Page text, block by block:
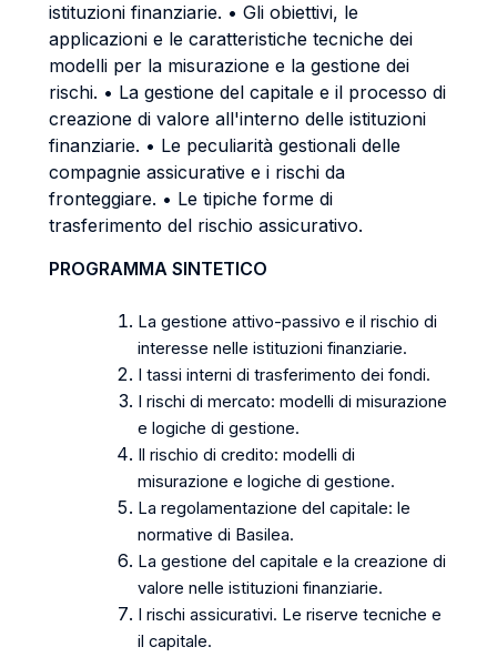
istituzioni finanziarie. • Gli obiettivi, le
applicazioni e le caratteristiche tecniche dei
modelli per la misurazione e la gestione dei
rischi. • La gestione del capitale e il processo di
creazione di valore all'interno delle istituzioni
finanziarie. • Le peculiarità gestionali delle
compagnie assicurative e i rischi da
fronteggiare. • Le tipiche forme di
trasferimento del rischio assicurativo.
PROGRAMMA SINTETICO
La gestione attivo-passivo e il rischio di
interesse nelle istituzioni finanziarie.
I tassi interni di trasferimento dei fondi.
I rischi di mercato: modelli di misurazione
e logiche di gestione.
Il rischio di credito: modelli di
misurazione e logiche di gestione.
La regolamentazione del capitale: le
normative di Basilea.
La gestione del capitale e la creazione di
valore nelle istituzioni finanziarie.
I rischi assicurativi. Le riserve tecniche e
il capitale.